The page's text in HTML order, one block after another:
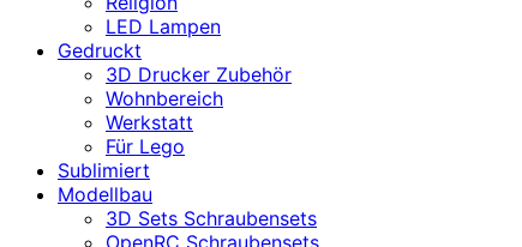
LED Lampen
Gedruckt
3D Drucker Zubehör
Wohnbereich
Werkstatt
Für Lego
Sublimiert
Modellbau
3D Sets Schraubensets
OpenRC Schraubensets